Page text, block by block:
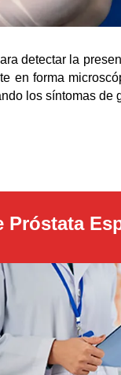
detectar la
en forma
los síntomas de
Próstata